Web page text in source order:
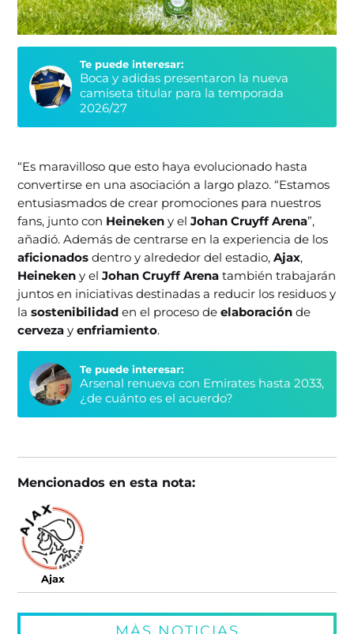
Te puede interesar:
Boca y adidas presentaron la nueva
camiseta titular para la temporada
2026/27
“Es maravilloso que esto haya evolucionado hasta
convertirse en una asociación a largo plazo. “Estamos
entusiasmados de crear promociones para nuestros
fans, junto con Heinekeny elJohan Cruyff Arena”,
añadió. Además de centrarse en la experiencia de los
aficionadosdentro y alrededor del estadio,Ajax,
Heinekeny elJohan Cruyff Arenatambién trabajarán
juntos en iniciativas destinadas a reducir los residuos y
lasostenibilidaden el proceso deelaboraciónde
cervezayenfriamiento.
Te puede interesar:
Arsenal renueva con Emirates hasta 2033,
¿de cuánto es el acuerdo?
Mencionados en esta nota:
Ajax
MÁS NOTICIAS